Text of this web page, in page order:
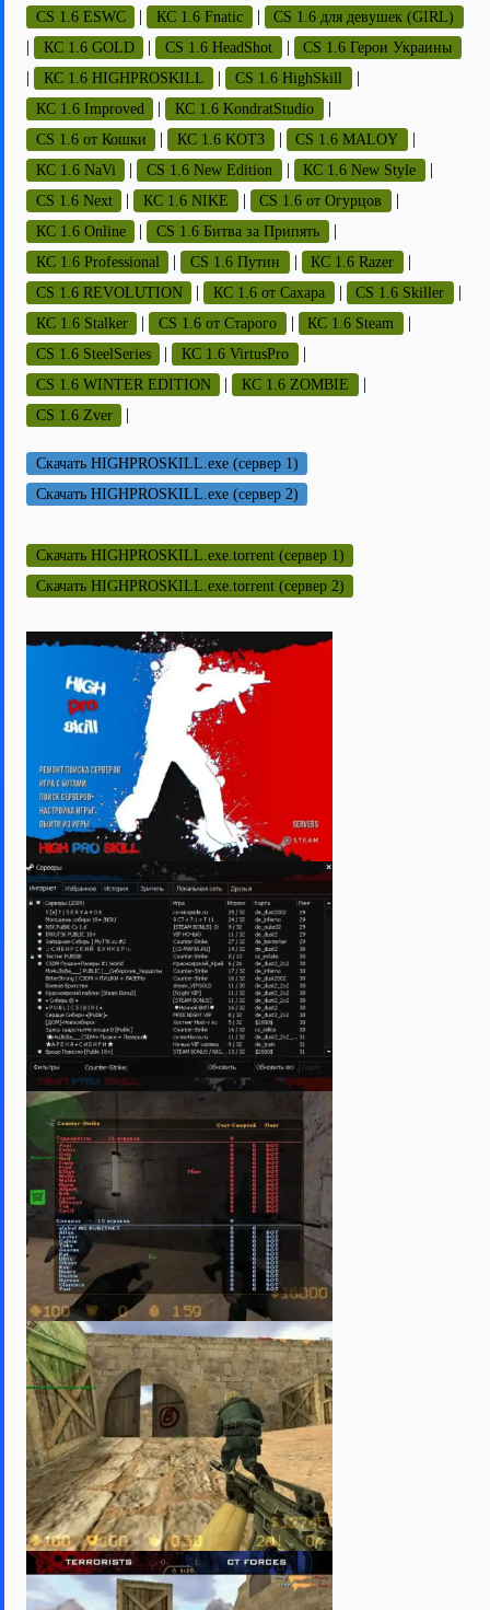
CS 1.6 ESWC | КС 1.6 Fnatic | CS 1.6 для девушек (GIRL)
| КС 1.6 GOLD | CS 1.6 HeadShot | CS 1.6 Герои Украины
| КС 1.6 HIGHPROSKILL | CS 1.6 HighSkill |
КС 1.6 Improved | КС 1.6 KondratStudio |
CS 1.6 от Кошки | КС 1.6 KOT3 | CS 1.6 MALOY |
КС 1.6 NaVi | CS 1.6 New Edition | КС 1.6 New Style |
CS 1.6 Next | КС 1.6 NIKE | CS 1.6 от Огурцов |
КС 1.6 Online | CS 1.6 Битва за Припять |
КС 1.6 Professional | CS 1.6 Путин | КС 1.6 Razer |
CS 1.6 REVOLUTION | КС 1.6 от Сахара | CS 1.6 Skiller |
КС 1.6 Stalker | CS 1.6 от Старого | КС 1.6 Steam |
CS 1.6 SteelSeries | КС 1.6 VirtusPro |
CS 1.6 WINTER EDITION | КС 1.6 ZOMBIE |
CS 1.6 Zver |
Скачать HIGHPROSKILL.exe (сервер 1)
Скачать HIGHPROSKILL.exe (сервер 2)
Скачать HIGHPROSKILL.exe.torrent (сервер 1)
Скачать HIGHPROSKILL.exe.torrent (сервер 2)